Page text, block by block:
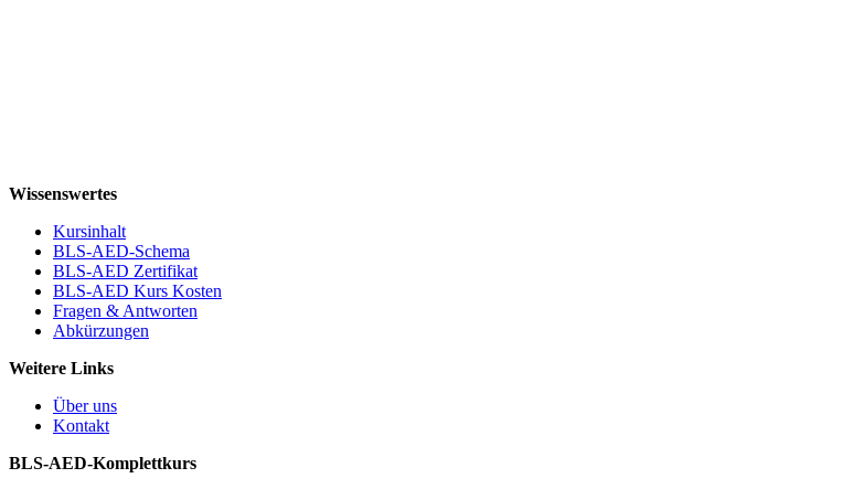
Wissenswertes
Kursinhalt
BLS-AED-Schema
BLS-AED Zertifikat
BLS-AED Kurs Kosten
Fragen & Antworten
Abkürzungen
Weitere Links
Über uns
Kontakt
BLS-AED-Komplettkurs